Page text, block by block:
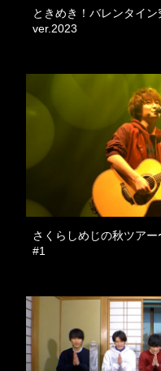
ときめき！バレンタイン
ver.2023
さくらしめじの秋ツア
#1